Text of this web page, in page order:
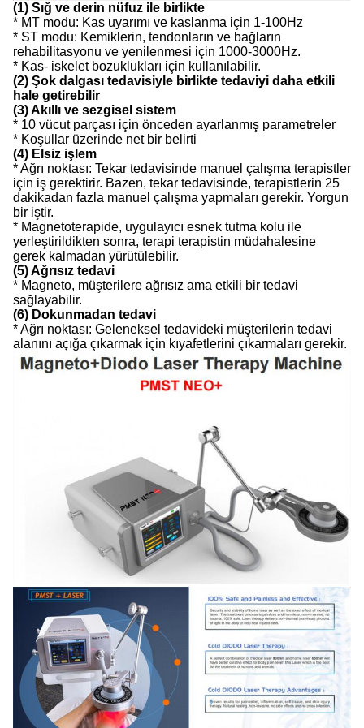
(1) Sığ ve derin nüfuz ile birlikte
* MT modu: Kas uyarımı ve kaslanma için 1-100Hz
* ST modu: Kemiklerin, tendonların ve bağların
rehabilitasyonu ve yenilenmesi için 1000-3000Hz.
* Kas- iskelet bozuklukları için kullanılabilir.
(2) Şok dalgası tedavisiyle birlikte tedaviyi daha etkili
hale getirebilir
(3) Akıllı ve sezgisel sistem
* 10 vücut parçası için önceden ayarlanmış parametreler
* Koşullar üzerinde net bir belirti
(4) Elsiz işlem
* Ağrı noktası: Tekar tedavisinde manuel çalışma terapistler
için iş gerektirir. Bazen, tekar tedavisinde, terapistlerin 25
dakikadan fazla manuel çalışma yapmaları gerekir. Yorgun
bir iştir.
* Magnetoterapide, uygulayıcı esnek tutma kolu ile
yerleştirildikten sonra, terapi terapistin müdahalesine
gerek kalmadan yürütülebilir.
(5) Ağrısız tedavi
* Magneto, müşterilere ağrısız ama etkili bir tedavi
sağlayabilir.
(6) Dokunmadan tedavi
* Ağrı noktası: Geleneksel tedavideki müşterilerin tedavi
alanını açığa çıkarmak için kıyafetlerini çıkarmaları gerekir.